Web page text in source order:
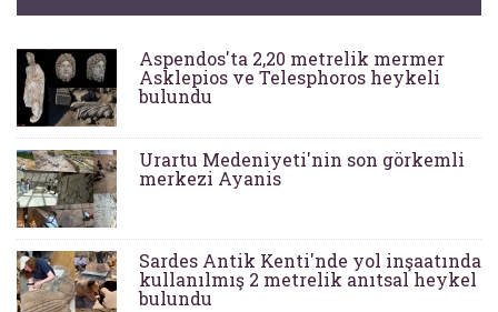
Aspendos'ta 2,20 metrelik mermer
Asklepios ve Telesphoros heykeli
bulundu
Urartu Medeniyeti'nin son görkemli
merkezi Ayanis
Sardes Antik Kenti'nde yol inşaatında
kullanılmış 2 metrelik anıtsal heykel
bulundu